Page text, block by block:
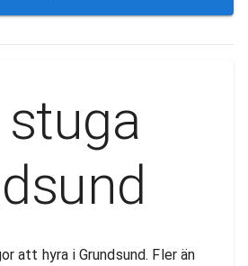
att hyra i Grundsund. Fler än